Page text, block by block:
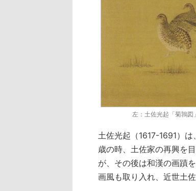
左：土佐光起「菊鶉
土佐光起（1617-1691）は、
歳の時、土佐家の再興を
が、その後は和漢の画蹟
画風も取り入れ、近世土